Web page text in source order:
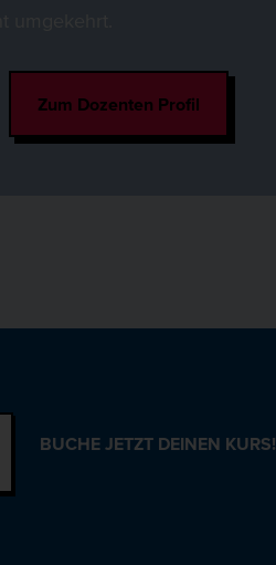
Zum Dozenten Profil
BUCHE JETZT DEINEN KURS!